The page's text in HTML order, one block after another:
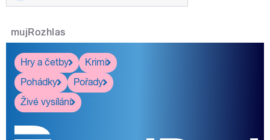
mujRozhlas
Hry a četby
Krimi
Pohádky
Pořady
Živé vysílání